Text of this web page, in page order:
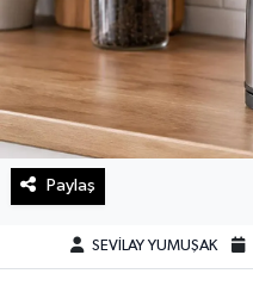
Paylaş
SEVİLAY YUMUŞAK
Manşetler
Resmi İlan
Sağlık
Spor